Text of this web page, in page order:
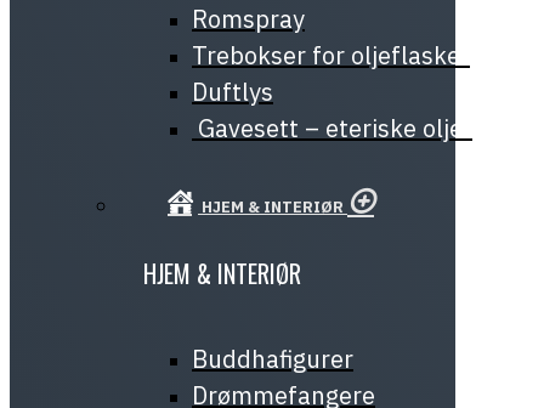
Romspray
Trebokser for oljeflasker
Duftlys
Gavesett – eteriske oljer
HJEM & INTERIØR
HJEM & INTERIØR
Buddhafigurer
Drømmefangere